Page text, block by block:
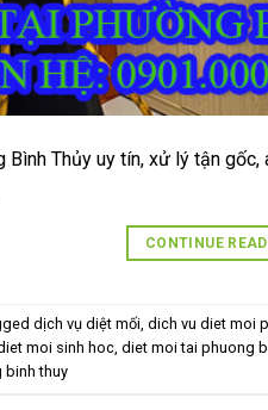
Thủy uy tín, xử lý tận
CONTINUE
dịch vụ diệt mối, dich vu diet moi
moi sinh hoc, diet moi tai phuong
binh thuy